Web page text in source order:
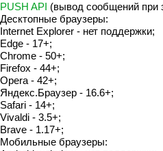
PUSH API (вывод сообщений при
Десктопные браузеры:
Internet Explorer - нет поддержки;
Edge - 17+;
Chrome - 50+;
Firefox - 44+;
Opera - 42+;
Яндекс.Браузер - 16.6+;
Safari - 14+;
Vivaldi - 3.5+;
Brave - 1.17+;
Мобильные браузеры: